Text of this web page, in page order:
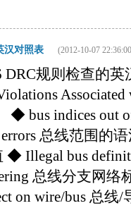
汉对照表 (2012-10-07
DRC规则检查的英
◆ bus indices out
总线范围的
◆ Illegal bus
总线分支网
on wire/bus 总